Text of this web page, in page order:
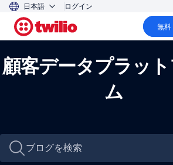
日本語 ログイン
無料
顧客データプラッ
ム